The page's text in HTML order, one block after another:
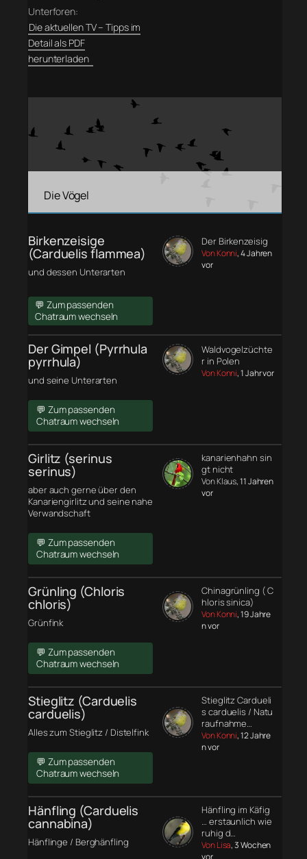
Unterforen:
Die aktuellen TV – Tipps im
Detail als PDF
herunterladen
Die Vögel
Birkenzeisige
(Carduelis flammea)
und dessen Unterarten
💬 Zum passenden
Chatraum wechseln
Der Birkenzeisig
Von Konni, 4 Jahren
vor
Der Gimpel (Pyrrhula
pyrrhula)
und seine Unterarten
💬 Zum passenden
Chatraum wechseln
Waldvogelzüchte
r in Polen
Von Konni, 1 Jahr vor
Girlitz (serinus
serinus)
aber auch gerne über den
Kanariengirlitz und seine nahe
Verwandschaft
💬 Zum passenden
Chatraum wechseln
kanarienhahn sin
gt nicht
Von Klaus, 11 Jahren
vor
Grünling (Chloris
chloris)
Grünfink
💬 Zum passenden
Chatraum wechseln
Chinagrünling ( C
hloris sinica)
Von Konni, 19 Jahre
n vor
Stieglitz (Carduelis
carduelis)
Alles zum Stieglitz / Distelfink
💬 Zum passenden
Chatraum wechseln
Stieglitz Cardueli
s carduelis / Natu
raufnahme…
Von Konni, 12 Jahre
n vor
Hänfling (Carduelis
cannabina)
Hänflinge / Berghänfling
Hänfling im Käfig
… erstaunlich wie
ruhig d…
Von Lisa, 3 Wochen